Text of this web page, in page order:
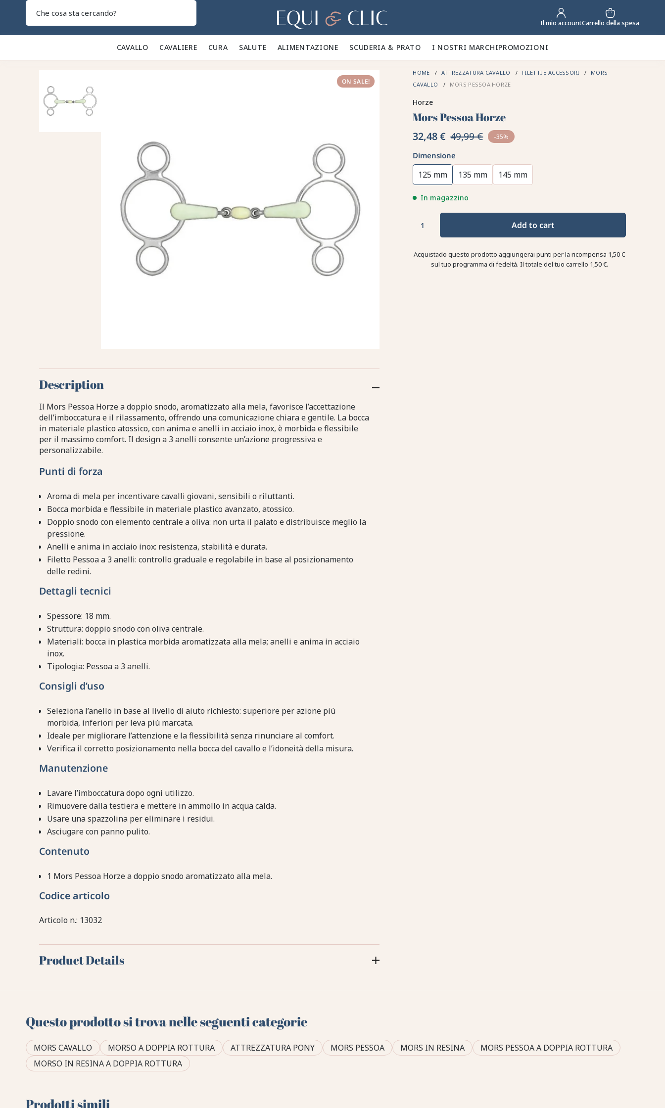
Casa Il mio accountCarrello della spesa
CAVALLO 🐎 CAVALIERE 👕 CURA 🪮 SALUTE ✨ ALIMENTAZIONE 🥕 SCUDERIA & PRATO 🍃 I NOSTRI MARCHIPROMOZIONI
ON SALE!
HOME ATTREZZATURA CAVALLO FILETTI E ACCESSORI
MORS
CAVALLO
MORS PESSOA HORZE
Horze
Mors Pessoa Horze
32,48 € 49,99 € -35%
Dimensione
125 mm 135 mm 145 mm
In magazzino
Add to cart
Acquistado questo prodotto aggiungerai punti per la ricompensa 1,50 €
sul tuo programma di fedeltà. Il totale del tuo carrello 1,50 €.
Description
Il Mors Pessoa Horze a doppio snodo, aromatizzato alla mela, favorisce l’accettazione
dell’imboccatura e il rilassamento, offrendo una comunicazione chiara e gentile. La bocca
in materiale plastico atossico, con anima e anelli in acciaio inox, è morbida e flessibile
per il massimo comfort. Il design a 3 anelli consente un’azione progressiva e
personalizzabile.
Punti di forza
Aroma di mela per incentivare cavalli giovani, sensibili o riluttanti.
Bocca morbida e flessibile in materiale plastico avanzato, atossico.
Doppio snodo con elemento centrale a oliva: non urta il palato e distribuisce meglio la
pressione.
Anelli e anima in acciaio inox: resistenza, stabilità e durata.
Filetto Pessoa a 3 anelli: controllo graduale e regolabile in base al posizionamento
delle redini.
Dettagli tecnici
Spessore: 18 mm.
Struttura: doppio snodo con oliva centrale.
Materiali: bocca in plastica morbida aromatizzata alla mela; anelli e anima in acciaio
inox.
Tipologia: Pessoa a 3 anelli.
Consigli d’uso
Seleziona l’anello in base al livello di aiuto richiesto: superiore per azione più
morbida, inferiori per leva più marcata.
Ideale per migliorare l’attenzione e la flessibilità senza rinunciare al comfort.
Verifica il corretto posizionamento nella bocca del cavallo e l’idoneità della misura.
Manutenzione
Lavare l’imboccatura dopo ogni utilizzo.
Rimuovere dalla testiera e mettere in ammollo in acqua calda.
Usare una spazzolina per eliminare i residui.
Asciugare con panno pulito.
Contenuto
1 Mors Pessoa Horze a doppio snodo aromatizzato alla mela.
Codice articolo
Articolo n.: 13032
Product Details
Questo prodotto si trova nelle seguenti categorie
MORS CAVALLO MORSO A DOPPIA ROTTURA ATTREZZATURA PONY MORS PESSOA MORS IN RESINA
MORS PESSOA A DOPPIA ROTTURA
MORSO IN RESINA A DOPPIA ROTTURA
Prodotti simili